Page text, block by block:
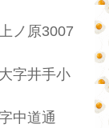
ノ原3007
字井手小
中道通